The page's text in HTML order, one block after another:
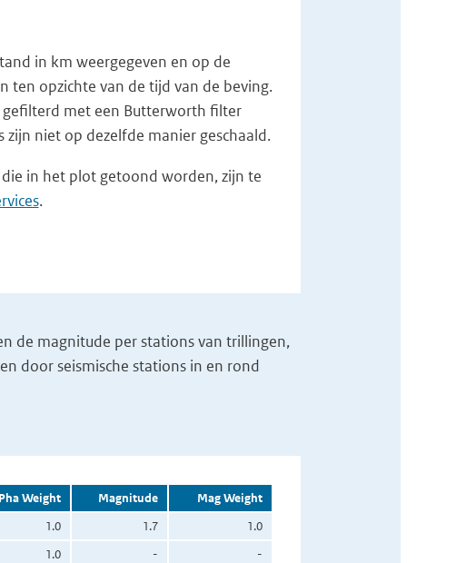
in km weergegeven en op de
ten opzichte van de tijd van de beving.
met een Butterworth filter
zijn niet op dezelfde manier geschaald.
in het plot getoond worden, zijn te
.
de magnitude per stations van trillingen,
door seismische stations in en rond
Pha Weight Magnitude
Mag Weight
1.0 1.7
1.0
1.0 -
-